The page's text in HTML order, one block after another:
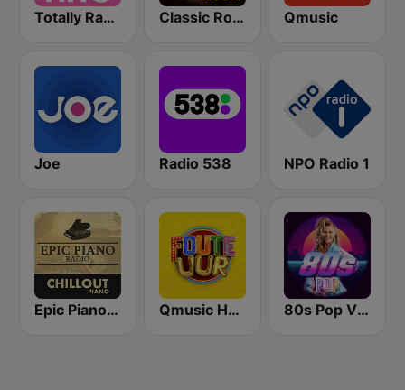
Totally Radio Hits Classic Rock Station Qmusic
Joe Radio 538 NPO Radio 1
Epic Piano - CHILLOUT PIANO Qmusic Het Foute Uur 80s Pop Vibes